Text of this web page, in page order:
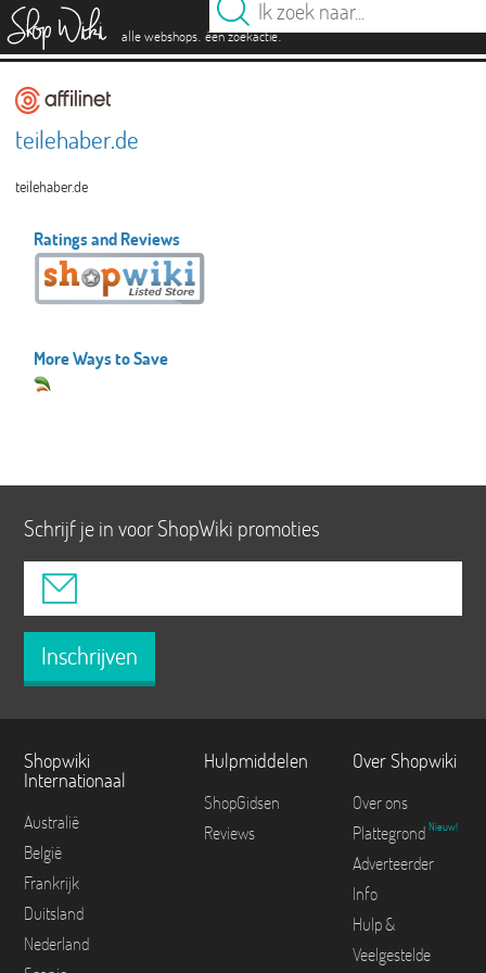
alle webshops. één zoekactie.
teilehaber.de
teilehaber.de
Ratings and Reviews
More Ways to Save
Schrijf je in voor ShopWiki promoties
Inschrijven
Shopwiki
Internationaal
Australië
België
Frankrijk
Duitsland
Nederland
Hulpmiddelen
ShopGidsen
Reviews
Over Shopwiki
Over ons
Plattegrond Nieuw!
Adverteerder
Info
Hulp &
Veelgestelde